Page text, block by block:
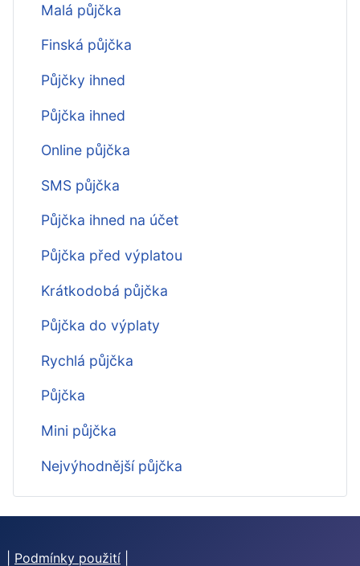
Malá půjčka
Finská půjčka
Půjčky ihned
Půjčka ihned
Online půjčka
SMS půjčka
Půjčka ihned na účet
Půjčka před výplatou
Krátkodobá půjčka
Půjčka do výplaty
Rychlá půjčka
Půjčka
Mini půjčka
Nejvýhodnější půjčka
Podmínky použití